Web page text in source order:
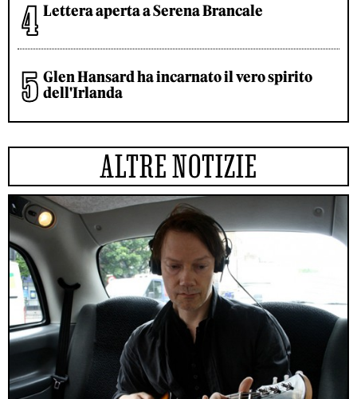
Lettera aperta a Serena Brancale
Glen Hansard ha incarnato il vero spirito
dell'Irlanda
ALTRE NOTIZIE